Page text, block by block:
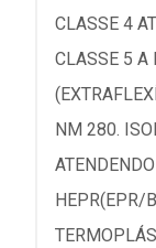
CLASSE 4
CLASSE 5 A
NM 280.
HEPR(EPR/